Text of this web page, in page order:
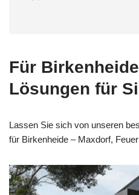
Für
Lösungen für
Lassen Sie sich von unseren
für Birkenheide – Maxdorf,